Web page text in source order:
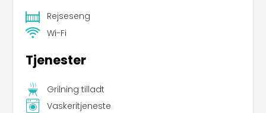
Rejseseng
Wi-Fi
Tjenester
Grilning tilladt
Vaskeritjeneste